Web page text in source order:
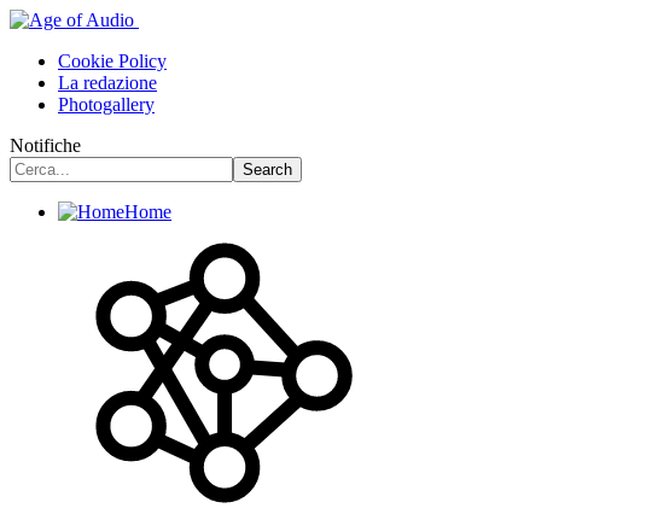
Cookie Policy
La redazione
Photogallery
Notifiche
Home